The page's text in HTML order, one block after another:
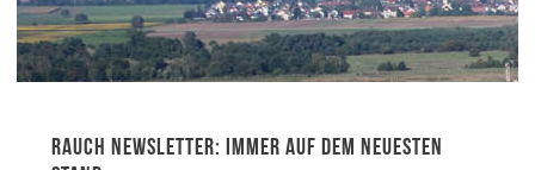
RAUCH NEWSLETTER: IMMER AUF DEM NEUESTEN